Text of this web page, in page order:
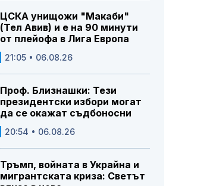
ЦСКА унищожи "Макаби"
(Тел Авив) и е на 90 минути
от плейофа в Лига Европа
21:05 • 06.08.26
Проф. Близнашки: Тези
президентски избори могат
да се окажат съдбоносни
20:54 • 06.08.26
Тръмп, войната в Украйна и
мигрантската криза: Светът